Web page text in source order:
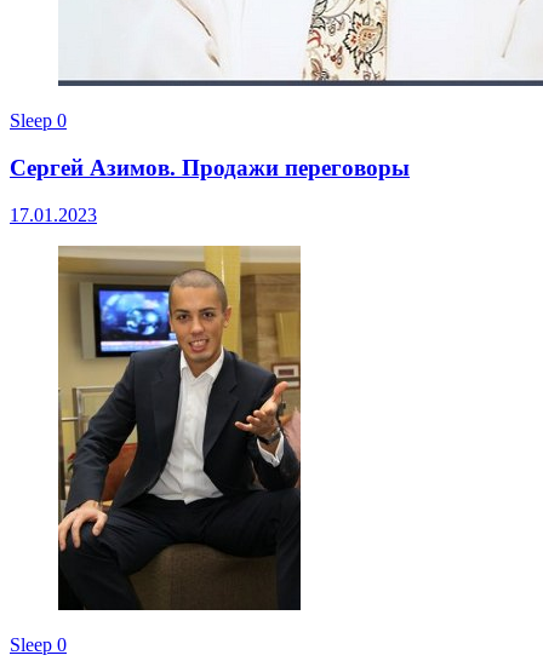
Sleep 0
Сергей Азимов. Продажи переговоры
17.01.2023
Sleep 0